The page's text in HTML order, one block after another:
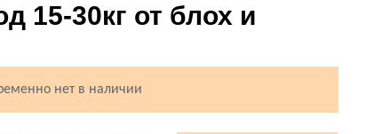
15-30кг от блох и
нет в наличии